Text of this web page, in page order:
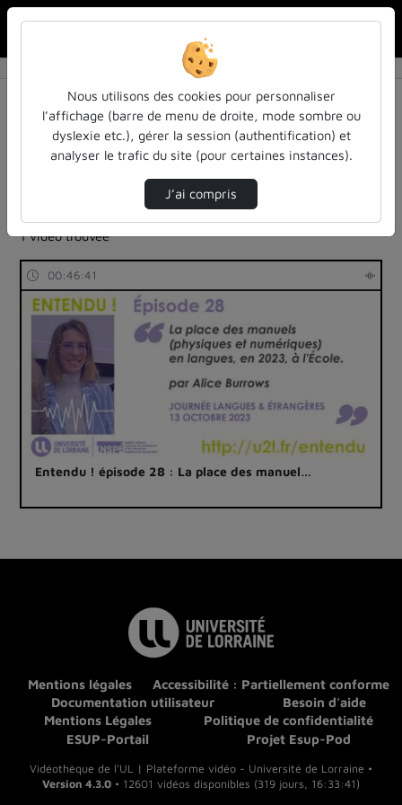
Résultats de la recherche
Filtres actifs (cliquer pour en retirer) :
Français
entendu-des-confs-a-ecouter
universite-de-lorraine
podcast
universite-de-lorraine
langues-sciences-du-langage
1 vidéo trouvée
00:46:41
Entendu ! épisode 28 : La place des manuel…
Mentions légales
Accessibilité : Partiellement conforme
Documentation utilisateur
Besoin d'aide
Mentions Légales
Politique de confidentialité
ESUP-Portail
Projet Esup-Pod
Vidéothèque de l'UL | Plateforme vidéo - Université de Lorraine •
Version 4.3.0 • 12601 vidéos disponibles (319 jours, 16:33:41)
Nous utilisons des cookies pour personnaliser
l’affichage (barre de menu de droite, mode sombre ou
dyslexie etc.), gérer la session (authentification) et
analyser le trafic du site (pour certaines instances).
J’ai compris